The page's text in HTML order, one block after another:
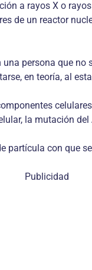
a rayos X o
de un reactor
per­sona que
en teoría, al
la mutación
partícula con que
Publicidad